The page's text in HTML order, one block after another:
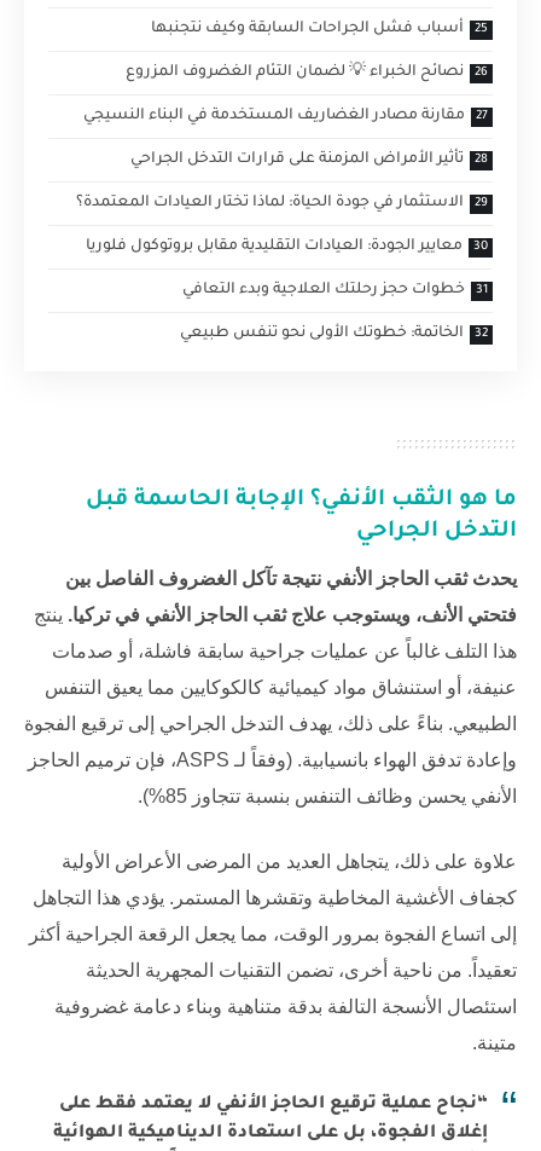
أسباب فشل الجراحات السابقة وكيف نتجنبها
نصائح الخبراء 💡 لضمان التئام الغضروف المزروع
مقارنة مصادر الغضاريف المستخدمة في البناء النسيجي
تأثير الأمراض المزمنة على قرارات التدخل الجراحي
الاستثمار في جودة الحياة: لماذا تختار العيادات المعتمدة؟
معايير الجودة: العيادات التقليدية مقابل بروتوكول فلوريا
خطوات حجز رحلتك العلاجية وبدء التعافي
الخاتمة: خطوتك الأولى نحو تنفس طبيعي
ما هو الثقب الأنفي؟ الإجابة الحاسمة قبل
التدخل الجراحي
يحدث ثقب الحاجز الأنفي نتيجة تآكل الغضروف الفاصل بين
فتحتي الأنف، ويستوجب علاج ثقب الحاجز الأنفي في تركيا. ينتج
هذا التلف غالباً عن عمليات جراحية سابقة فاشلة، أو صدمات
عنيفة، أو استنشاق مواد كيميائية كالكوكايين مما يعيق التنفس
الطبيعي. بناءً على ذلك، يهدف التدخل الجراحي إلى ترقيع الفجوة
وإعادة تدفق الهواء بانسيابية. (وفقاً لـ ASPS، فإن ترميم الحاجز
الأنفي يحسن وظائف التنفس بنسبة تتجاوز 85%).
علاوة على ذلك، يتجاهل العديد من المرضى الأعراض الأولية
كجفاف الأغشية المخاطية وتقشرها المستمر. يؤدي هذا التجاهل
إلى اتساع الفجوة بمرور الوقت، مما يجعل الرقعة الجراحية أكثر
تعقيداً. من ناحية أخرى، تضمن التقنيات المجهرية الحديثة
استئصال الأنسجة التالفة بدقة متناهية وبناء دعامة غضروفية
متينة.
“نجاح عملية ترقيع الحاجز الأنفي لا يعتمد فقط على
إغلاق الفجوة، بل على استعادة الديناميكية الهوائية